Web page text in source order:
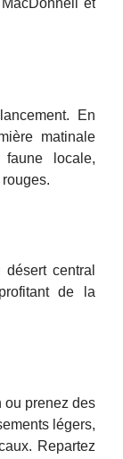
et
En
matinale
locale,
central
de la
ou prenez des
légers,
Repartez